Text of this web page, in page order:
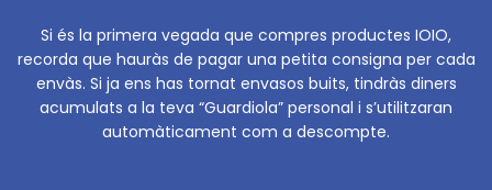
Si és la primera vegada que compres productes IOIO,
recorda que hauràs de pagar una petita consigna per cada
envàs. Si ja ens has tornat envasos buits, tindràs diners
acumulats a la teva “Guardiola” personal i s’utilitzaran
automàticament com a descompte.